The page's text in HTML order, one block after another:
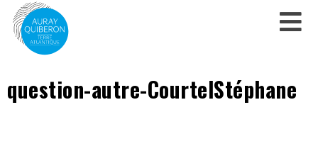
question-autre-CourtelStéphane